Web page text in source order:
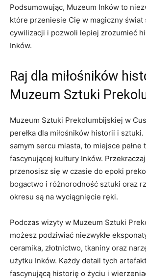
Podsumowując, Muzeum Inków to
które przeniesie Cię w magiczny ‍świat
cywilizacji ⁢i pozwoli lepiej ‍zrozumieć
Inków.
Raj dla miłośników
Muzeum Sztuki
Muzeum ⁣Sztuki Prekolumbijskiej​ w
perełka dla miłośników historii i sztuki.‍
samym sercu miasta, ‍to miejsce ⁤pełne⁢
fascynującej kultury Inków.
przenosisz ⁤się w czasie do⁣ epoki⁢
bogactwo i​ różnorodność sztuki oraz
okresu są ⁣na wyciągnięcie ręki.
Podczas wizyty w Muzeum‍ Sztuki
możesz podziwiać niezwykłe
ceramika, złotnictwo, tkaniny oraz
użytku Inków. Każdy detail tych​
fascynującą ‍historię o​ życiu i